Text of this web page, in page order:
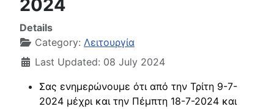
2024
Details
Category: Λειτουργία
Last Updated: 08 July 2024
Σας ενημερώνουμε ότι από την Τρίτη 9-7-
2024 μέχρι και την Πέμπτη 18-7-2024 και